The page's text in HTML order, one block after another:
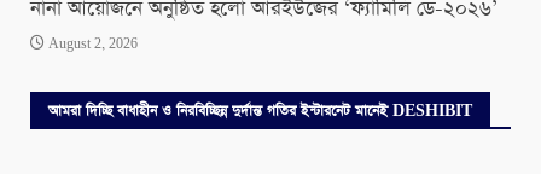
নানা আয়োজনে অনুষ্ঠিত হলো আরইউজের ‘ফ্যামিলি ডে-২০২৬’
August 2, 2026
আমরা দিচ্ছি বাধাহীন ও নিরবিচ্ছিন্ন দুর্দান্ত গতির ইন্টারনেট মানেই DESHIBIT